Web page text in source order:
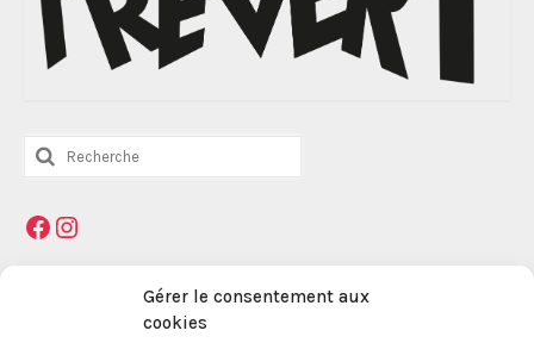
Gérer le consentement aux
cookies
Rechercher
:
Facebook
Instagram
Mentions légales